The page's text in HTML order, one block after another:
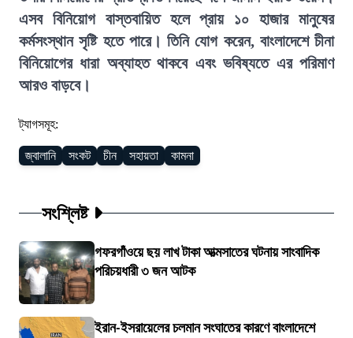
এসব বিনিয়োগ বাস্তবায়িত হলে প্রায় ১০ হাজার মানুষের
কর্মসংস্থান সৃষ্টি হতে পারে। তিনি যোগ করেন, বাংলাদেশে চীনা
বিনিয়োগের ধারা অব্যাহত থাকবে এবং ভবিষ্যতে এর পরিমাণ
আরও বাড়বে।
ট্যাগসমূহ:
জ্বালানি সংকট চীন সহায়তা কামনা
সংশ্লিষ্ট
গফরগাঁওয়ে ছয় লাখ টাকা আত্মসাতের ঘটনায় সাংবাদিক
পরিচয়ধারী ৩ জন আটক
ইরান-ইসরায়েলের চলমান সংঘাতের কারণে বাংলাদেশে